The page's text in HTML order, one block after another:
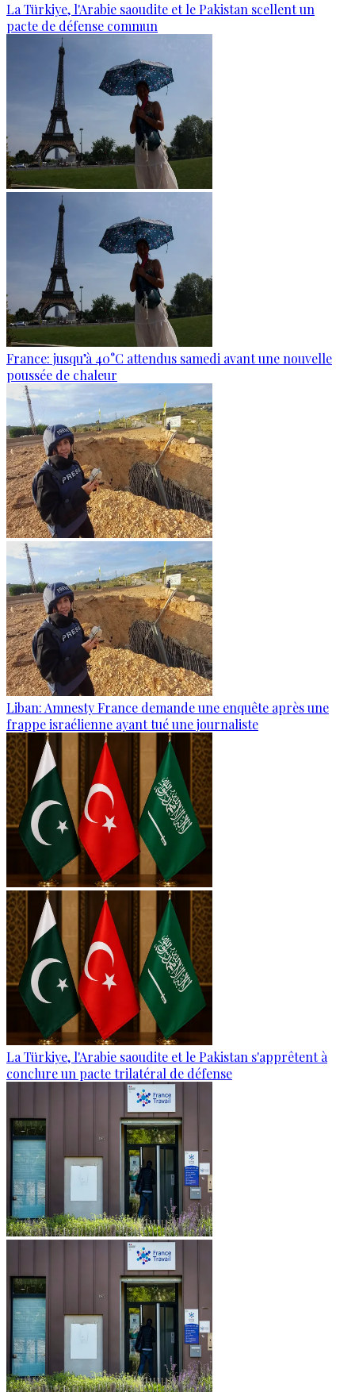
La Türkiye, l'Arabie saoudite et le Pakistan scellent un
pacte de défense commun
France: jusqu’à 40°C attendus samedi avant une nouvelle
poussée de chaleur
Liban: Amnesty France demande une enquête après une
frappe israélienne ayant tué une journaliste
La Türkiye, l'Arabie saoudite et le Pakistan s'apprêtent à
conclure un pacte trilatéral de défense